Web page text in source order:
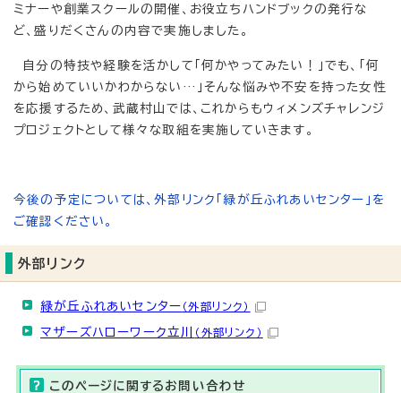
ミナーや創業スクールの開催、お役立ちハンドブックの発行な
ど、盛りだくさんの内容で実施しました。
自分の特技や経験を活かして「何かやってみたい！」でも、「何
から始めていいかわからない…」そんな悩みや不安を持った女性
を応援するため、武蔵村山では、これからもウィメンズチャレンジ
プロジェクトとして様々な取組を実施していきます。
今後の予定については、外部リンク「緑が丘ふれあいセンター」を
ご確認ください。
外部リンク
緑が丘ふれあいセンター （外部リンク）
マザーズハローワーク立川 （外部リンク）
このページに関する お問い合わせ